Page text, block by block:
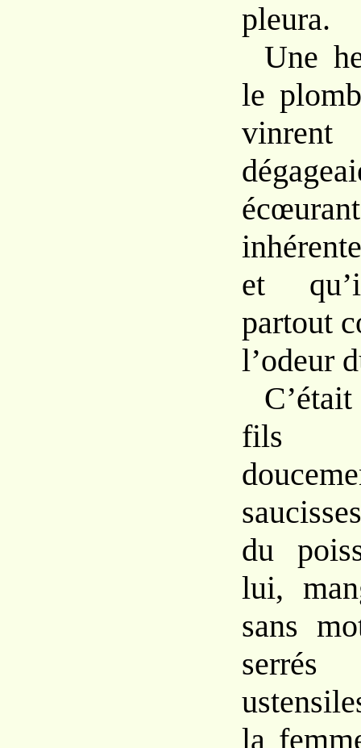
pleura.
Une
le
et
partout
l’odeur
fils
du
lui,
sans
la